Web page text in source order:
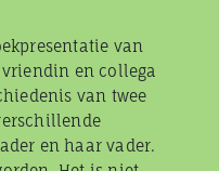
van
vriendin en collega
van twee
en haar vader.